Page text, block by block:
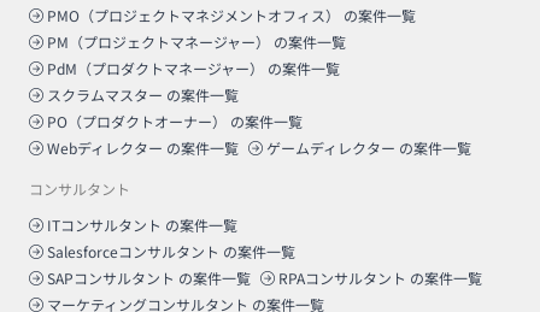
PMO（プロジェクトマネジメントオフィス）
の案件一覧
PM（プロジェクトマネージャー）
の案件一覧
PdM（プロダクトマネージャー）
の案件一覧
スクラムマスター の案件一覧
PO（プロダクトオーナー）
の案件一覧
Webディレクター の案件一覧 ゲームディレクター の案件一覧
コンサルタント
ITコンサルタント の案件一覧
Salesforceコンサルタント の案件一覧
SAPコンサルタント の案件一覧 RPAコンサルタント の案件一覧
マーケティングコンサルタント の案件一覧